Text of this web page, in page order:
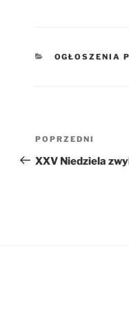
KATEGORIE
OGŁOSZENIA
Nawigacja
wpisu
Poprzedni
wpis
POPRZEDNI
XXV Niedziela